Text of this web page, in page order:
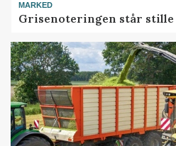
MARKED
Grisenoteringen står stille